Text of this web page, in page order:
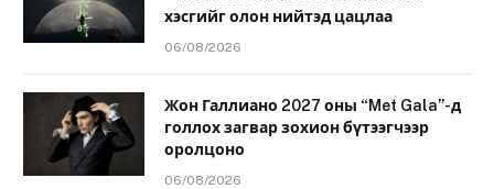
хэсгийг олон нийтэд цацлаа
06/08/2026
Жон Галлиано 2027 оны “Met Gala”-д
голлох загвар зохион бүтээгчээр
оролцоно
06/08/2026